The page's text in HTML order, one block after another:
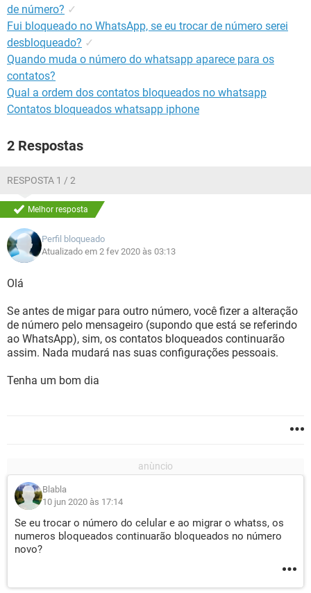
de número? ✓
Fui bloqueado no WhatsApp, se eu trocar de número serei
desbloqueado? ✓
Quando muda o número do whatsapp aparece para os
contatos?
Qual a ordem dos contatos bloqueados no whatsapp
Contatos bloqueados whatsapp iphone
2 Respostas
RESPOSTA 1 / 2
Melhor resposta
Perfil bloqueado
Atualizado em 2 fev 2020 às 03:13
Olá
Se antes de migar para outro número, você fizer a alteração
de número pelo mensageiro (supondo que está se referindo
ao WhatsApp), sim, os contatos bloqueados continuarão
assim. Nada mudará nas suas configurações pessoais.
Tenha um bom dia
Blabla
10 jun 2020 às 17:14
Se eu trocar o número do celular e ao migrar o whatss, os
numeros bloqueados continuarão bloqueados no número
novo?